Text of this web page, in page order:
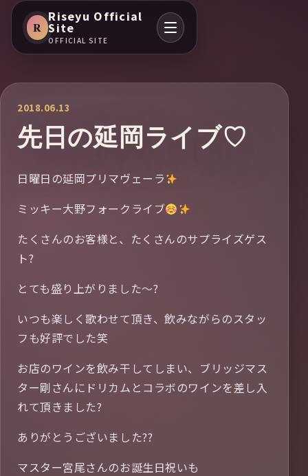
R
Riseyu Official
Site
OFFICIAL SITE
2018.06.13
先日の延岡ライブ♡
日曜日の延岡プリマヴェーラ
ミッキー大野フォークライブ
たくさんのお客様と、たくさんのサプライズゲス
ト?
とても盛り上がりました〜?
いつも楽しく歌わせて頂き、飲みながらのスタッ
フも好評でした笑
お店のワインを飲み干してしまい、ブリッジマス
ター剛さんにドリカムとコラボのワインを差し入
れて頂きました?
ありがとうございました??
マスター宮尾さんのお誕生日祝いも